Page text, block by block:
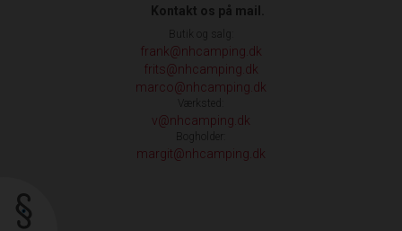
Kontakt os på mail.
Butik og salg:
frank@nhcamping.dk
frits@nhcamping.dk
marco@nhcamping.dk
Værksted:
v@nhcamping.dk
Bogholder:
margit@nhcamping.dk